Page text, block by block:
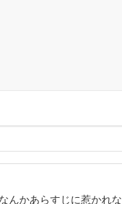
んかあらすじに惹かれな